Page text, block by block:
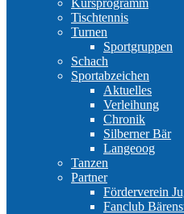
Kursprogramm
Tischtennis
Turnen
Sportgruppen
Schach
Sportabzeichen
Aktuelles
Verleihung
Chronik
Silberner Bär
Langeoog
Tanzen
Partner
Förderverein
Fanclub